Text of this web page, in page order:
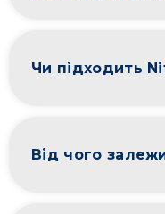
Чи підходить
Від чого